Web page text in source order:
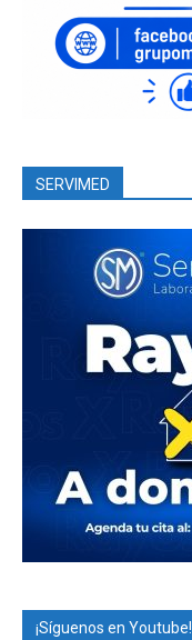
SERVIMED
¡Síguenos en Youtube!